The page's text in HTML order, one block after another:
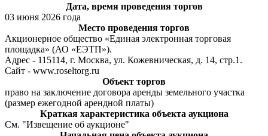
Дата, время проведения торгов
03 июня 2026 года
Место проведения торгов
Акционерное общество «Единая электронная торговая
площадка» (АО «ЕЭТП»).
Адрес - 115114, г. Москва, ул. Кожевническая, д. 14, стр.1.
Сайт - www.roseltorg.ru
Объект торгов
право на заключение договора аренды земельного участка
(размер ежегодной арендной платы)
Краткая характеристика объекта аукциона
См. "Извещение об аукционе"